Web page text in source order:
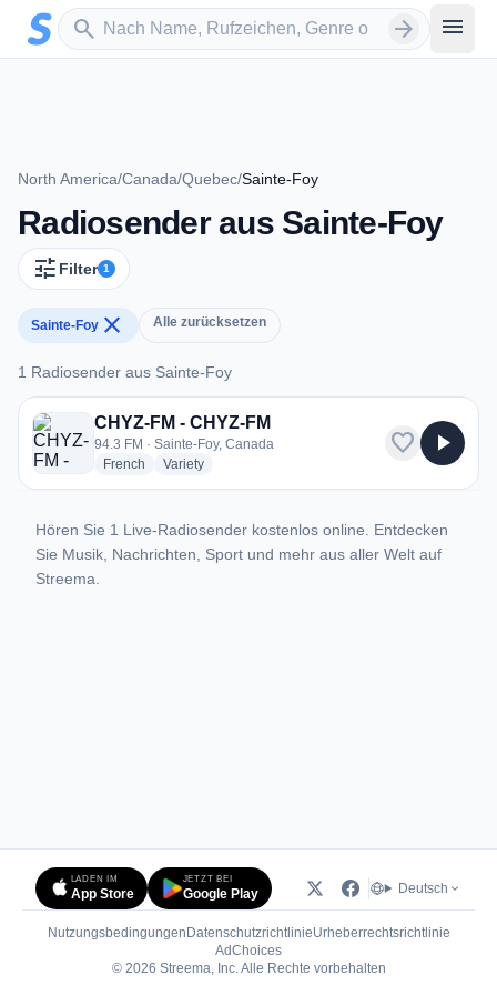
Zum Hauptinhalt springen
search
Sender suchen arrow_forward menu
North America/Canada/Quebec/Sainte-Foy
Radiosender aus Sainte-Foy
tune Filter 1
Sainte-Foy close Alle zurücksetzen
1 Radiosender aus Sainte-Foy
1 Radiosender aus Sainte-Foy
CHYZ-FM - CHYZ-FM
94.3 FM · Sainte-Foy, Canada
French radio stations
Varietyradio stations
favorite play_arrow
Hören Sie 1 Live-Radiosender kostenlos online. Entdecken
Sie Musik, Nachrichten, Sport und mehr aus aller Welt auf
Streema.
LADEN IM
App Store
JETZT BEI
Google Play Deutsch
Nutzungsbedingungen DatenschutzrichtlinieUrheberrechtsrichtlinie
AdChoices(öffnet in neuem Tab)
© 2026 Streema, Inc. Alle Rechte vorbehalten